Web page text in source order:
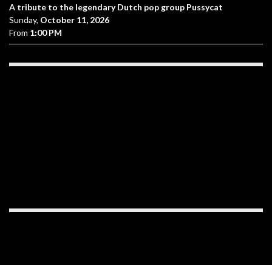
A tribute to the legendary Dutch pop group Pussycat
Sunday, October 11, 2026
From 1:00 PM